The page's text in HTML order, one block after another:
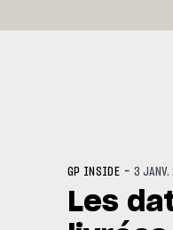
GP INSIDE -3
Les